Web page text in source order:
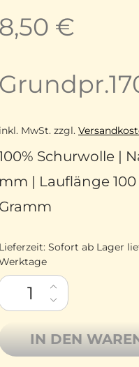
8,50 €
Grundpr.
inkl. MwSt. zzgl.
Schurwolle |
mm | Lauflänge
Gramm
Lieferzeit: Sofort ab Lager
Zitron
IN DEN